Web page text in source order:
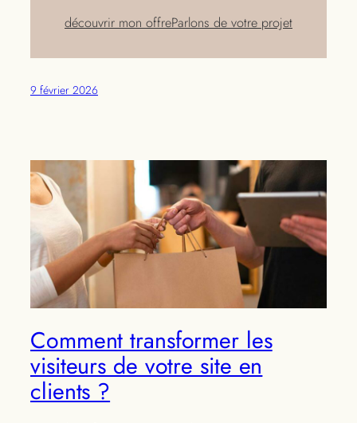
découvrir mon offreParlons de votre projet
9 février 2026
Comment transformer les
visiteurs de votre site en
clients ?